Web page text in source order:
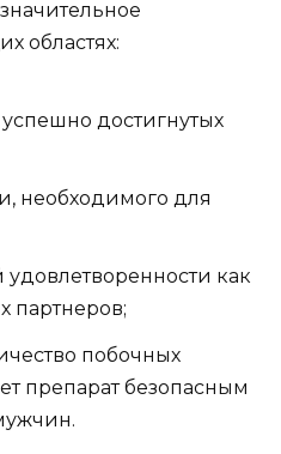
областях:
достигнутых
необходимого для
как
партнеров;
побочных
препарат безопасным